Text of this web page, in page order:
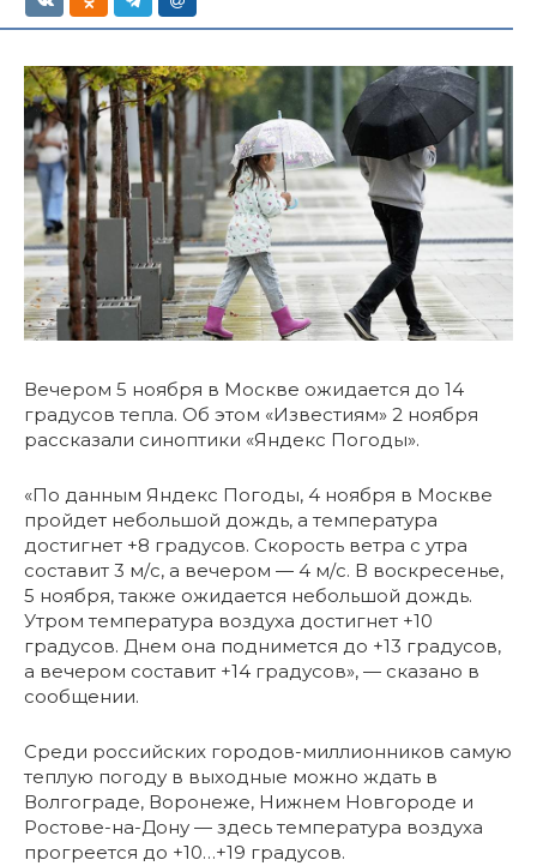
Вечером 5 ноября в Москве ожидается до 14
градусов тепла. Об этом «Известиям» 2 ноября
рассказали синоптики «Яндекс Погоды».
«По данным Яндекс Погоды, 4 ноября в Москве
пройдет небольшой дождь, а температура
достигнет +8 градусов. Скорость ветра с утра
составит 3 м/с, а вечером — 4 м/с. В воскресенье,
5 ноября, также ожидается небольшой дождь.
Утром температура воздуха достигнет +10
градусов. Днем она поднимется до +13 градусов,
а вечером составит +14 градусов», — сказано в
сообщении.
Среди российских городов-миллионников самую
теплую погоду в выходные можно ждать в
Волгограде, Воронеже, Нижнем Новгороде и
Ростове-на-Дону — здесь температура воздуха
прогреется до +10…+19 градусов.